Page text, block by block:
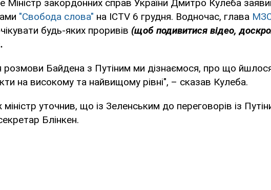
Міністр закордонних справ України Дмитро Кулеба
"Свобода слова" на ICTV 6 грудня. Водночас, глава
будь-яких проривів (щоб подивитися відео,
розмови Байдена з Путіним ми дізнаємося, про що
на високому та найвищому рівні", – сказав Кулеба.
уточнив, що із Зеленським до переговорів із
Блінкен.